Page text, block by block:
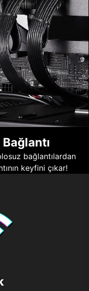
bağlantılardan
keyfini çıkar!